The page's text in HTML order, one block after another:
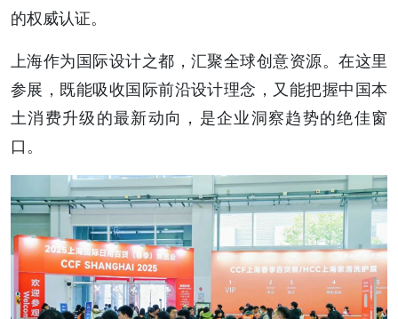
的权威认证。
上海作为国际设计之都，汇聚全球创意资源。在这里
参展，既能吸收国际前沿设计理念，又能把握中国本
土消费升级的最新动向，是企业洞察趋势的绝佳窗
口。